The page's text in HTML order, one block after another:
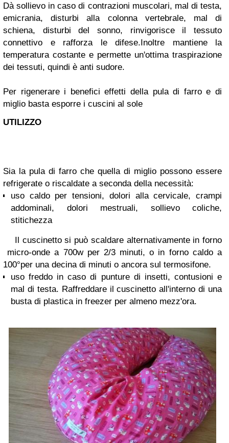
Dà sollievo in caso di contrazioni muscolari, mal di testa,
emicrania, disturbi alla colonna vertebrale, mal di
schiena, disturbi del sonno, rinvigorisce il tessuto
connettivo e rafforza le difese.Inoltre mantiene la
temperatura costante e permette un'ottima traspirazione
dei tessuti, quindi è anti sudore.
Per rigenerare i benefici effetti della pula di farro e di
miglio basta esporre i cuscini al sole
UTILIZZO
Sia la pula di farro che quella di miglio possono essere
refrigerate o riscaldate a seconda della necessità:
uso caldo per tensioni, dolori alla cervicale, crampi
addominali, dolori mestruali, sollievo coliche,
stitichezza
Il cuscinetto si può scaldare alternativamente in forno
micro-onde a 700w per 2/3 minuti, o in forno caldo a
100°per una decina di minuti o ancora sul termosifone.
uso freddo in caso di punture di insetti, contusioni e
mal di testa. Raffreddare il cuscinetto all'interno di una
busta di plastica in freezer per almeno mezz'ora.